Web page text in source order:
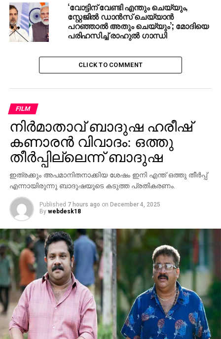
‘വോട്ടിന് വേണ്ടി എന്തും ചെയ്യും,
സ്റ്റേജിൽ ഡാൻസ് ചെയ്യാൻ
പറഞ്ഞാൽ അതും ചെയ്യും’; മോദിയെ
പരിഹസിച്ച് രാഹുൽ ഗാന്ധി
CLICK TO COMMENT
FILM
നിര്‍മാതാവ് ബാദുഷ ഹരീഷ്
കണാരന്‍ വിവാദം: ഒത്തു
തീര്‍പ്പില്ലെന്ന് ബാദുഷ
ഇത്രക്കും അപമാനിതനാക്കിയ ശേഷം ഇനി എന്ത് ഒത്തു തീര്‍പ്പ്
എന്നായിരുന്നു ബാദുഷയുടെ കടുത്ത പ്രതികരണം.
Published 7 hours ago on December 4, 2025
By webdesk18